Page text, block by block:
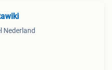
Nederland